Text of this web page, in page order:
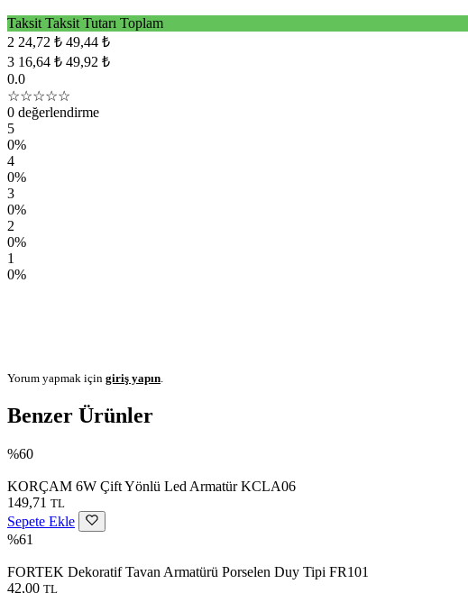
Taksit Taksit Tutarı Toplam
2 24,72 ₺ 49,44 ₺
3 16,64 ₺ 49,92 ₺
0.0
☆☆☆☆☆
0 değerlendirme
5
0%
4
0%
3
0%
2
0%
1
0%
Yorum yapmak için giriş yapın
Benzer Ürünler
%60
KORÇAM 6W Çift Yönlü Led Armatür KCLA06
149,71 TL
Sepete Ekle
%61
FORTEK Dekoratif Tavan Armatürü Porselen Duy Tipi FR101
42,00 TL